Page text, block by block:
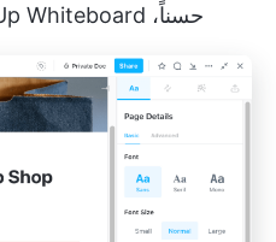
حسناً، ClickUp Whiteboard يناسبك تماماً